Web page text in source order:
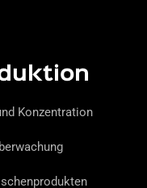
Konzentration